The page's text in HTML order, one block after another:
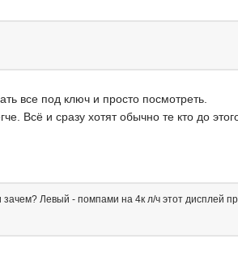
все под ключ и просто посмотреть.
Всё и сразу хотят обычно те кто до
Левый - помпами на 4к л/ч этот дисплей